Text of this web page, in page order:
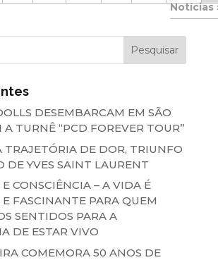
DESEMBARCAM EM SÃO
A TURNÊ “PCD FOREVER TOUR”
TRAJETÓRIA DE DOR, TRIUNFO
DE YVES SAINT LAURENT
CONSCIÊNCIA – A VIDA É
FASCINANTE PARA QUEM
SENTIDOS PARA A
DE ESTAR VIVO
COMEMORA 50 ANOS DE